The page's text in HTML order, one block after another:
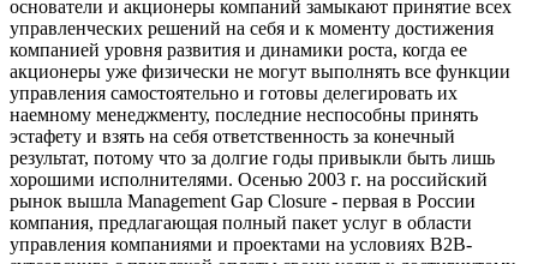
основатели и акционеры компаний замыкают принятие всех
управленческих решений на себя и к моменту достижения
компанией уровня развития и динамики роста, когда ее
акционеры уже физически не могут выполнять все функции
управления самостоятельно и готовы делегировать их
наемному менеджменту, последние неспособны принять
эстафету и взять на себя ответственность за конечный
результат, потому что за долгие годы привыкли быть лишь
хорошими исполнителями. Осенью 2003 г. на российский
рынок вышла Management Gap Closure - первая в России
компания, предлагающая полный пакет услуг в области
управления компаниями и проектами на условиях B2B-